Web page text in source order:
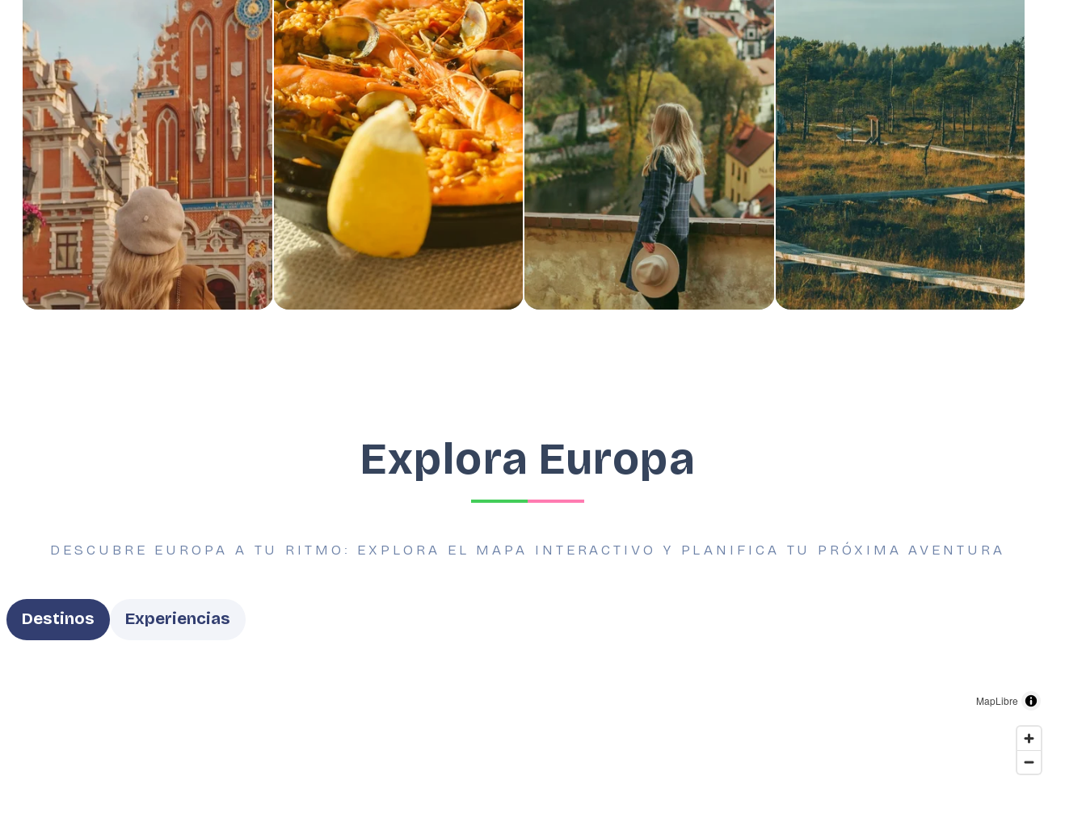
Explora Europa
DESCUBRE EUROPA A TU RITMO: EXPLORA EL MAPA INTERACTIVO Y PLANIFICA TU PRÓXIMA AVENTURA
TypeDestinos Experiencias
MapLibre